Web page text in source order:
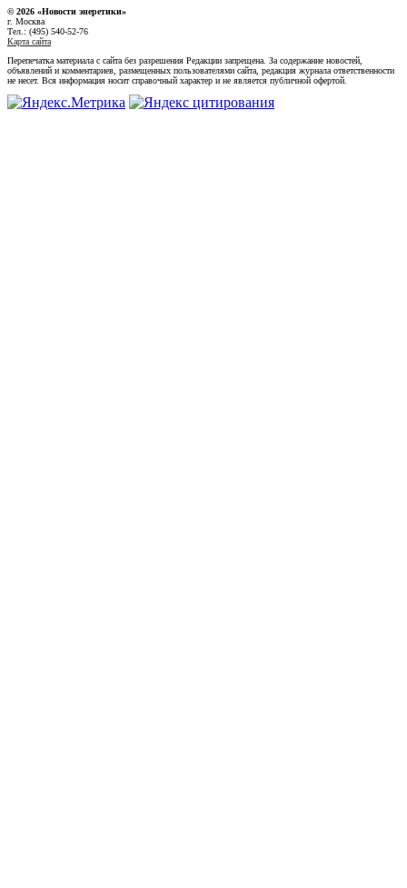
© 2026 «Новости энеретики»
г. Москва
Тел.: (495) 540-52-76
Карта сайта
Перепечатка материала с сайта без разрешения Редакции запрещена. За содержание новостей,
объявлений и комментариев, размещенных пользователями сайта, редакция журнала ответственности
не несет. Вся информация носит справочный характер и не является публичной офертой.